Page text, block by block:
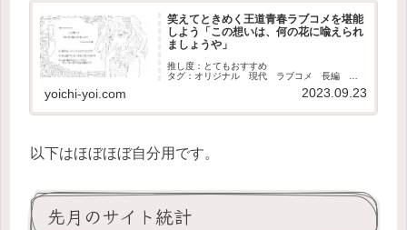
笑えてときめく王道青春ラブコメを堪能
しよう「この想いは、何の花に喩えられ
ましょうや」
推し度：とてもおすすめ
タグ：オリジナル 現代 ラブコメ 長編 完
yoichi-yoi.com 2023.09.23
以下はほぼほぼ自分用です。
先月のサイト統計